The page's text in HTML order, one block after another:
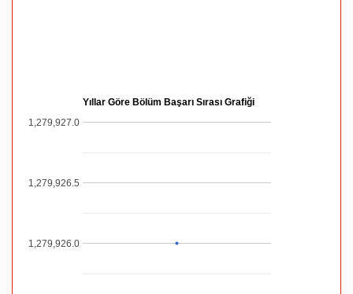
Yıllar Göre Bölüm Başarı Sırası Grafiği
1,279,926.0
1,279,926.5
1,279,927.0